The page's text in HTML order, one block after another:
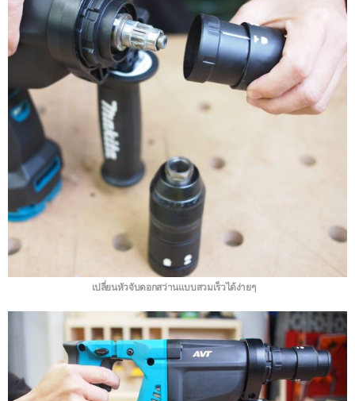
เปลี่ยนหัวจับดอกสว่านแบบสวมเร็วได้ง่ายๆ